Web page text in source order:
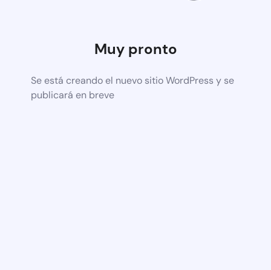
Muy pronto
Se está creando el nuevo sitio WordPress y se
publicará en breve